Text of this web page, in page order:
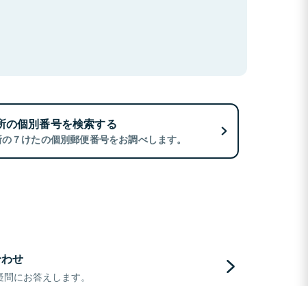
の個別番号を検索する
７けたの個別郵便番号をお調べします。
せ
にお答えします。